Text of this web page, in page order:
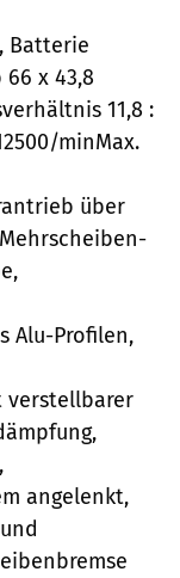
Batterie
66 x 43,8
11,8 :
minMax.
über
Alu-Profilen,
verstellbarer
angelenkt,